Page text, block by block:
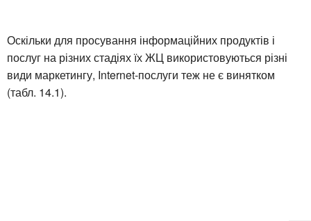
Оскільки для просування інформаційних продуктів і
послуг на різних стадіях їх ЖЦ використовуються різні
види маркетингу, Internet-послуги теж не є винятком
(табл. 14.1).